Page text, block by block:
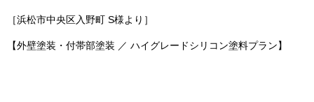
［浜松市中央区入野町 S様より］
【外壁塗装・付帯部塗装 ／ ハイグレードシリコン塗料プラン】